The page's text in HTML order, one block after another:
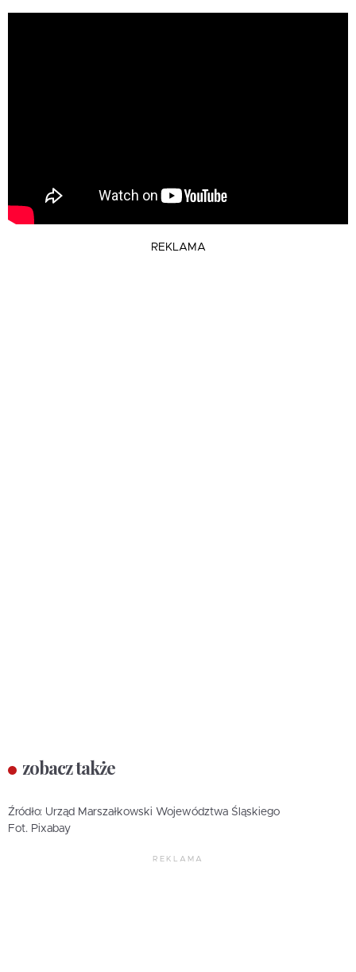
REKLAMA
zobacz także
Źródło: Urząd Marszałkowski Województwa Śląskiego
Fot. Pixabay
REKLAMA